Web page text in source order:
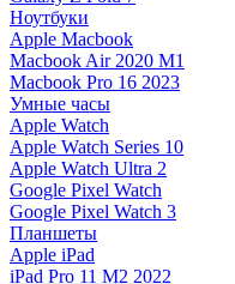
Ноутбуки
Apple Macbook
Macbook Air 2020 M1
Macbook Pro 16 2023
Умные часы
Apple Watch
Apple Watch Series 10
Apple Watch Ultra 2
Google Pixel Watch
Google Pixel Watch 3
Планшеты
Apple iPad
iPad Pro 11 M2 2022